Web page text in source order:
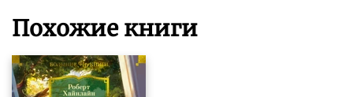
Похожие книги